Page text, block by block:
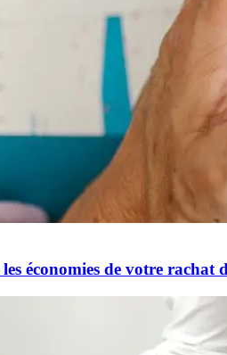
économies de votre rachat